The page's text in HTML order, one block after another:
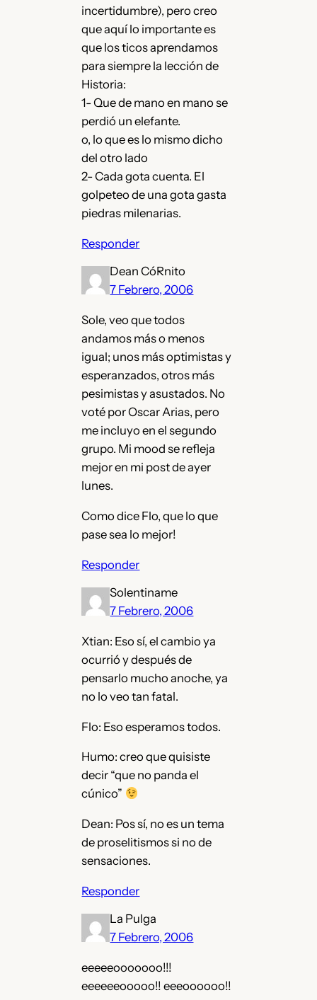
incertidumbre), pero creo
que aquí lo importante es
que los ticos aprendamos
para siempre la lección de
Historia:
1- Que de mano en mano se
perdió un elefante.
o, lo que es lo mismo dicho
del otro lado
2- Cada gota cuenta. El
golpeteo de una gota gasta
piedras milenarias.
Responder
Dean CóRnito
7 Febrero, 2006
Sole, veo que todos
andamos más o menos
igual; unos más optimistas y
esperanzados, otros más
pesimistas y asustados. No
voté por Oscar Arias, pero
me incluyo en el segundo
grupo. Mi mood se refleja
mejor en mi post de ayer
lunes.
Como dice Flo, que lo que
pase sea lo mejor!
Responder
Solentiname
7 Febrero, 2006
Xtian: Eso sí, el cambio ya
ocurrió y después de
pensarlo mucho anoche, ya
no lo veo tan fatal.
Flo: Eso esperamos todos.
Humo: creo que quisiste
decir “que no panda el
cúnico”
Dean: Pos sí, no es un tema
de proselitismos si no de
sensaciones.
Responder
La Pulga
7 Febrero, 2006
eeeeeooooooo!!!
eeeeeeooooo!! eeeoooooo!!